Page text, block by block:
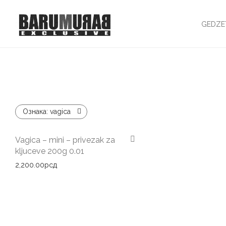
Ознака: vagica
Vagica – mini – privezak za
kljuceve 200g 0.01
2,200.00рсд